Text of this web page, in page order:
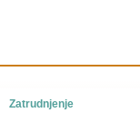
Zatrudnjenje